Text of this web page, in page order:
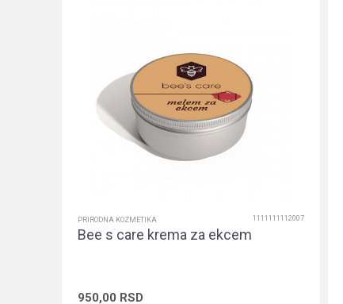
PRIRODNA KOZMETIKA 1111111112007
Bee s care krema za ekcem
950,00 RSD